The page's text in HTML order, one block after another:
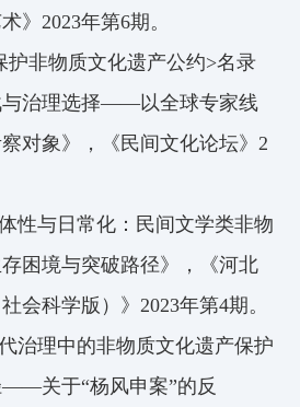
》2023年第6期。
护非物质文化遗产公约>名录
治理选择——以全球专家线
对象》，《民间文化论坛》2
性与日常化：民间文学类非物
困境与突破路径》，《河北
会科学版）》2023年第4期。
治理中的非物质文化遗产保护
——关于“杨风申案”的反